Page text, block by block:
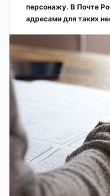
персонажу. В Почте
адресами для таких